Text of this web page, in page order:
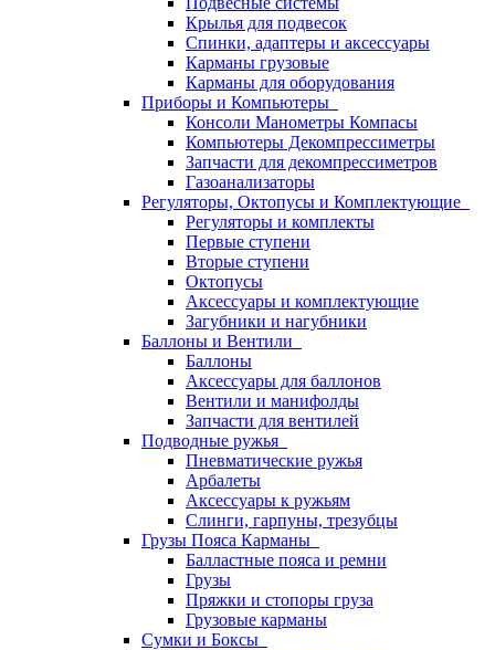
Крылья для подвесок
Спинки, адаптеры и аксессуары
Карманы грузовые
Карманы для оборудования
Приборы и Компьютеры
Консоли Манометры Компасы
Компьютеры Декомпрессиметры
Запчасти для декомпрессиметров
Газоанализаторы
Регуляторы, Октопусы и Комплектующие
Регуляторы и комплекты
Первые ступени
Вторые ступени
Октопусы
Аксессуары и комплектующие
Загубники и нагубники
Баллоны и Вентили
Баллоны
Аксессуары для баллонов
Вентили и манифолды
Запчасти для вентилей
Подводные ружья
Пневматические ружья
Арбалеты
Аксессуары к ружьям
Слинги, гарпуны, трезубцы
Грузы Пояса Карманы
Балластные пояса и ремни
Грузы
Пряжки и стопоры груза
Грузовые карманы
Сумки и Боксы